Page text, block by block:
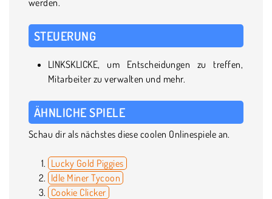
STEUERUNG
LINKSKLICKE, um Entscheidungen zu treffen,
Mitarbeiter zu verwalten und mehr.
ÄHNLICHE SPIELE
Schau dir als nächstes diese coolen Onlinespiele an.
Lucky Gold Piggies
Idle Miner Tycoon
Cookie Clicker